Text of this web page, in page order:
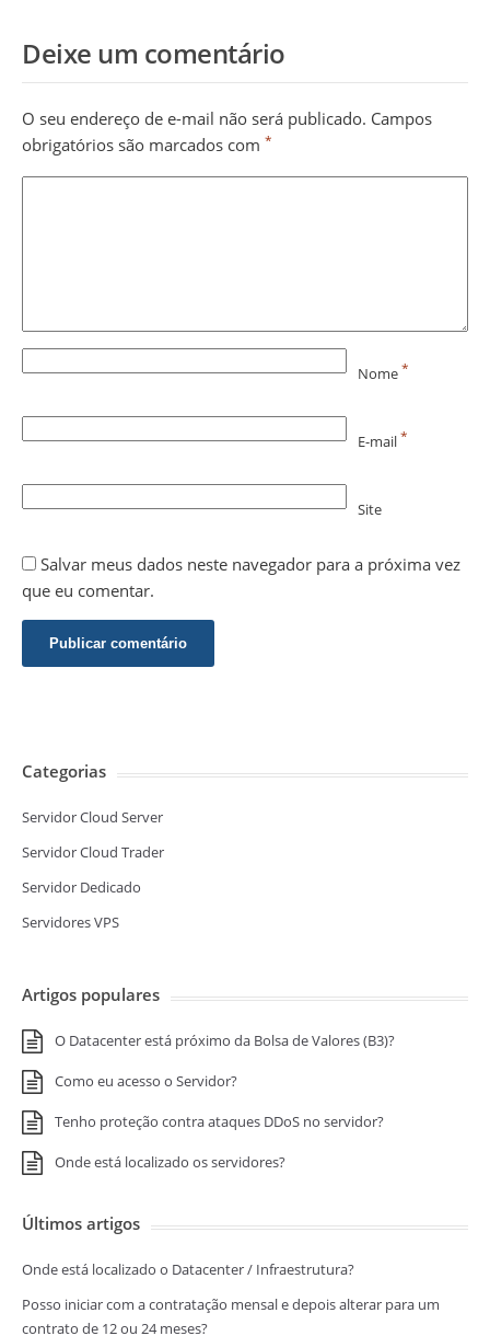
Deixe um comentário
O seu endereço de e-mail não será publicado. Campos
obrigatórios são marcados com *
Nome*
E-mail*
Site
Salvar meus dados neste navegador para a próxima vez
que eu comentar.
Categorias
Servidor Cloud Server
Servidor Cloud Trader
Servidor Dedicado
Servidores VPS
Artigos populares
O Datacenter está próximo da Bolsa de Valores (B3)?
Como eu acesso o Servidor?
Tenho proteção contra ataques DDoS no servidor?
Onde está localizado os servidores?
Últimos artigos
Onde está localizado o Datacenter / Infraestrutura?
Posso iniciar com a contratação mensal e depois alterar para um
contrato de 12 ou 24 meses?